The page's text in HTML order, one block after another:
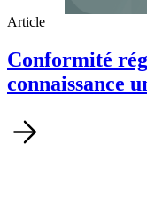
Article
Conformité
connaissance